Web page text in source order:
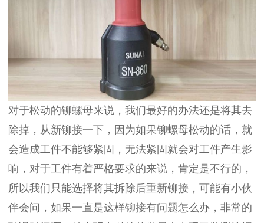
对于松动的铆螺母来说，我们最好的办法还是将其去
除掉，从新铆接一下，因为如果铆螺母松动的话，就
会造成工件不能够紧固，无法紧固就会对工件产生影
响，对于工件有着严格要求的来说，肯定是不行的，
所以我们只能选择将其拆除后重新铆接，可能有小伙
伴会问，如果一直是这样铆接有问题怎么办，非常的